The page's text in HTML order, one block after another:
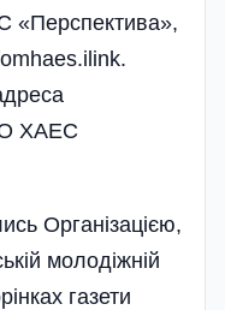
«Перспектива»,
omhaes.ilink.
ХАЕС
Організацією,
молодіжній
газети